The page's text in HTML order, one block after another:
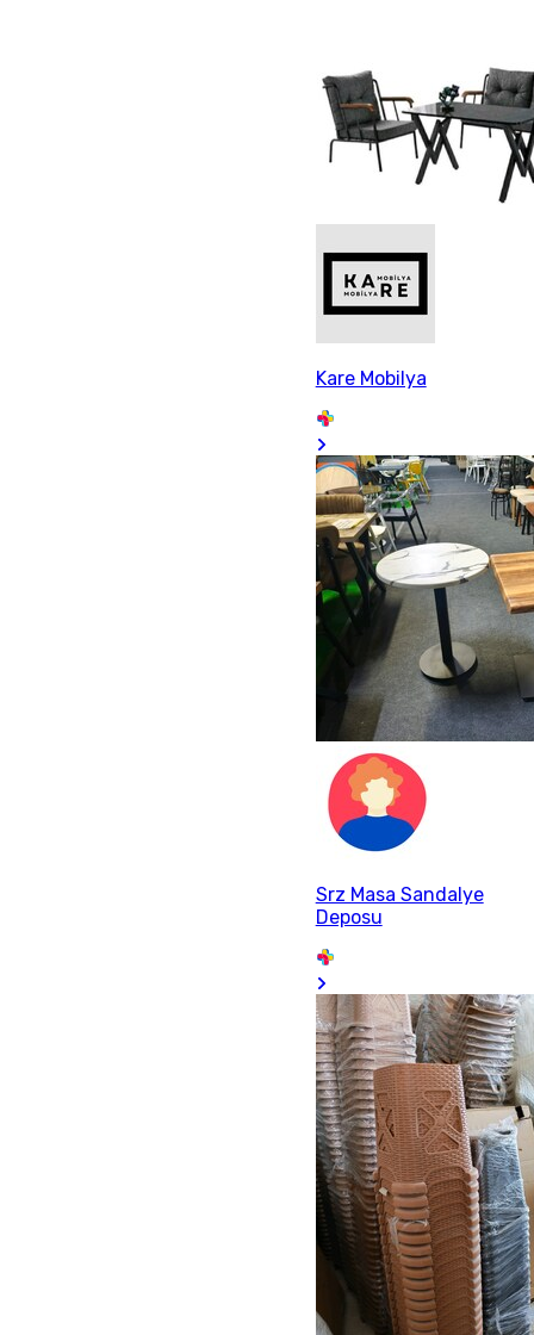
Kare Mobilya
Srz Masa Sandalye
Deposu